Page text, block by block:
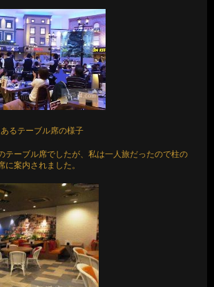
るテーブル席の様子
テーブル席でしたが、私は一人旅だったので柱の
に案内されました。